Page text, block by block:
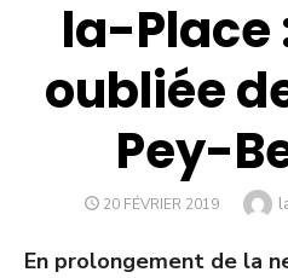
la-Place
oubliée
Pey-
POSTED
20 FÉVRIER 2019
En prolongement de la